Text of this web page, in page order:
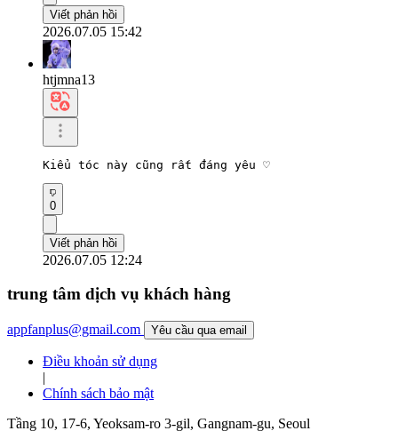
Viết phản hồi
2026.07.05 15:42
htjmna13
Kiểu tóc này cũng rất đáng yêu ♡
0
Viết phản hồi
2026.07.05 12:24
trung tâm dịch vụ khách hàng
appfanplus@gmail.com Yêu cầu qua email
Điều khoản sử dụng
|
Chính sách bảo mật
Tầng 10, 17-6, Yeoksam-ro 3-gil, Gangnam-gu, Seoul